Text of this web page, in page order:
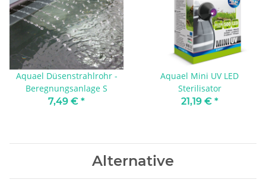
Aquael Düsenstrahlrohr -
Beregnungsanlage S
7,49 € *
Aquael Mini UV LED
Sterilisator
21,19 € *
Alternative